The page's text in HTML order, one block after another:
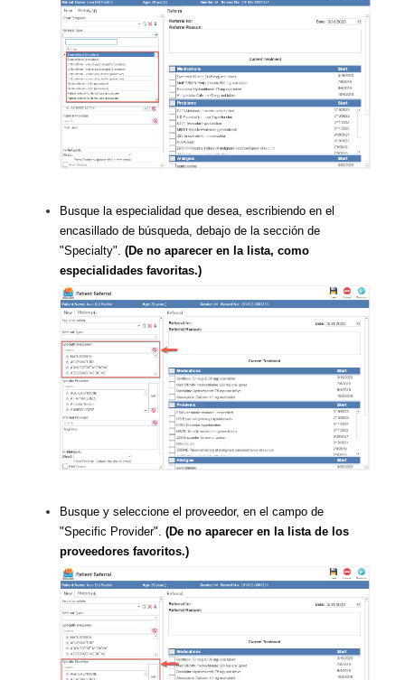
Busque la especialidad que desea, escribiendo en el
encasillado de búsqueda, debajo de la sección de
"Specialty". (De no aparecer en la lista, como
especialidades favoritas.)
Busque y seleccione el proveedor, en el campo de
"Specific Provider". (De no aparecer en la lista de los
proveedores favoritos.)